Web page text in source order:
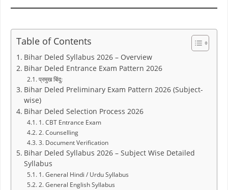
Table of Contents
Bihar Deled Syllabus 2026 – Overview
Bihar Deled Entrance Exam Pattern 2026
प्रमुख बिंदु:
Bihar Deled Preliminary Exam Pattern 2026 (Subject-
wise)
Bihar Deled Selection Process 2026
1. CBT Entrance Exam
2. Counselling
3. Document Verification
Bihar Deled Syllabus 2026 – Subject Wise Detailed
Syllabus
1. General Hindi / Urdu Syllabus
2. General English Syllabus